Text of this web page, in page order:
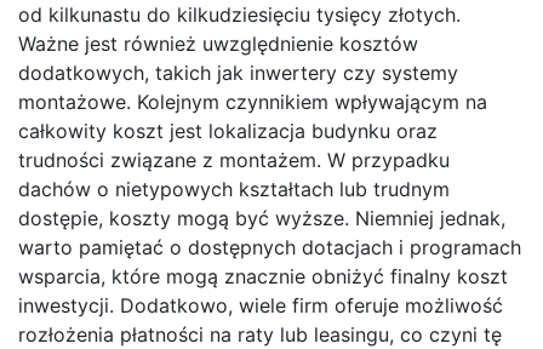
od kilkunastu do kilkudziesięciu tysięcy złotych.
Ważne jest również uwzględnienie kosztów
dodatkowych, takich jak inwertery czy systemy
montażowe. Kolejnym czynnikiem wpływającym na
całkowity koszt jest lokalizacja budynku oraz
trudności związane z montażem. W przypadku
dachów o nietypowych kształtach lub trudnym
dostępie, koszty mogą być wyższe. Niemniej jednak,
warto pamiętać o dostępnych dotacjach i programach
wsparcia, które mogą znacznie obniżyć finalny koszt
inwestycji. Dodatkowo, wiele firm oferuje możliwość
rozłożenia płatności na raty lub leasingu, co czyni tę